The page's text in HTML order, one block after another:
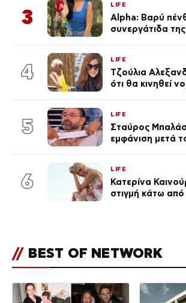
3
LIFE
Alpha: Βαρύ
συνεργάτιδα
του Θεού»
4
LIFE
Τζούλια
ότι θα κινηθεί
5
LIFE
Σταύρος
εμφάνιση μετά
6
LIFE
Κατερίνα
στιγμή κάτω από
// BEST OF NETWORK